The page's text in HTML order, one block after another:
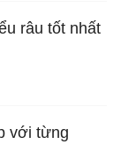
râu tốt nhất
với từng